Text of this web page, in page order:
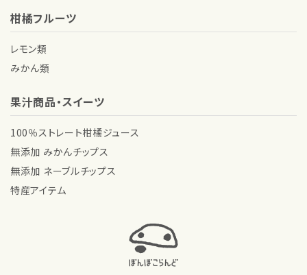
柑橘フルーツ
レモン類
みかん類
果汁商品・スイーツ
100％ストレート柑橘ジュース
無添加 みかんチップス
無添加 ネーブルチップス
特産アイテム